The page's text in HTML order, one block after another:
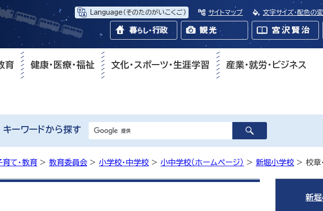
Language （そのたのがいこくご） サイトマップ 文字サイズ・配色の
育 健康・医療・福祉 文化・スポーツ・生涯学習 産業・就労・ビジネス
キーワードから探す
育て・教育 > 教育委員会 > 小学校・中学校 > 小中学校（ホームページ） > 新堀小学校 > 校章
新